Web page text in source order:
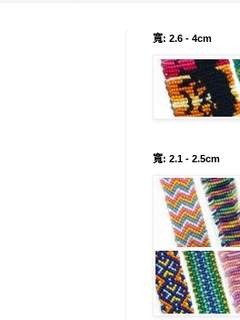
寬: 2.6 - 4cm
寬: 2.1 - 2.5cm